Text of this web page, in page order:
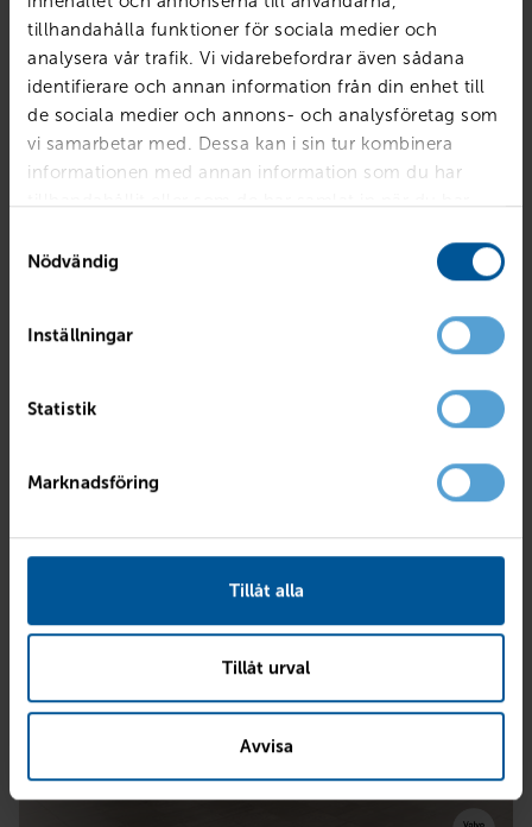
tillhandahålla funktioner för sociala medier och
analysera vår trafik. Vi vidarebefordrar även sådana
identifierare och annan information från din enhet till
de sociala medier och annons- och analysföretag som
vi samarbetar med. Dessa kan i sin tur kombinera
informationen med annan information som du har
tillhandahållit eller som de har samlat in när du har
Nödvändig
Inställningar
Statistik
Marknadsföring
Tillåt alla
Tillåt urval
Avvisa
319 900kr